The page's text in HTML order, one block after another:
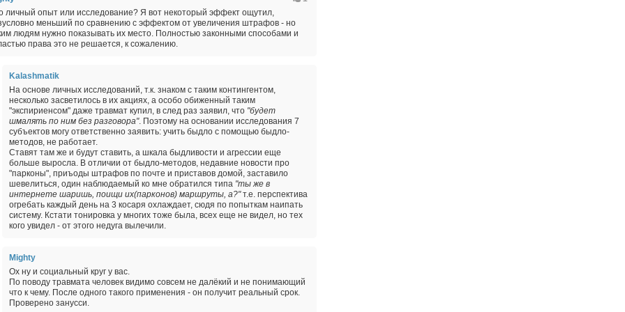
личный опыт или исследование? Я вот некоторый эффект ощутил,
меньший по сравнению с эффектом от увеличения штрафов - но
людям нужно показывать их место. Полностью законными способами и
права это не решается, к сожалению.
Kalashmatik
На основе личных исследований, т.к. знаком с таким контингентом,
несколько засветилось в их акциях, а особо обиженный таким
"экспириенсом" даже травмат купил, в след раз заявил, что "будет
шмалять по ним без разговора". Поэтому на основании исследования 7
субъектов могу ответственно заявить: учить быдло с помощью быдло-
методов, не работает.
Ставят там же и будут ставить, а шкала быдливости и агрессии еще
больше выросла. В отличии от быдло-методов, недавние новости про
"парконы", приъоды штрафов по почте и приставов домой, заставило
шевелиться, один наблюдаемый ко мне обратился типа "ты же в
интернете шаришь, поищи их(парконов) маршруты, а?"т.е. перспектива
огребать каждый день на 3 косаря охлаждает, сюдя по попыткам наипать
систему. Кстати тонировка у многих тоже была, всех еще не видел, но тех
кого увидел - от этого недуга вылечили.
Mighty
Ох ну и социальный круг у вас.
По поводу травмата человек видимо совсем не далёкий и не понимающий
что к чему. После одного такого применения - он получит реальный срок.
Проверено занусси.